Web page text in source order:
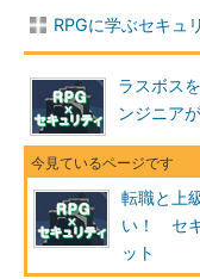
RPGに学ぶセキュ
ラスボス
ンジニア
転職と上
い！ セ
ット